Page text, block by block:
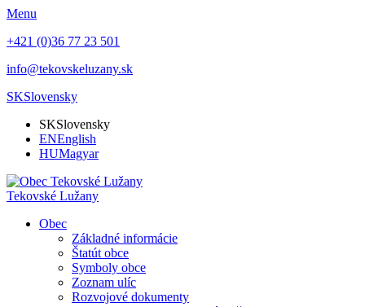
Menu
+421 (0)36 77 23 501
info@tekovskeluzany.sk
SKSlovensky
SKSlovensky
ENEnglish
HUMagyar
Tekovské Lužany
Obec
Základné informácie
Štatút obce
Symboly obce
Zoznam ulíc
Rozvojové dokumenty